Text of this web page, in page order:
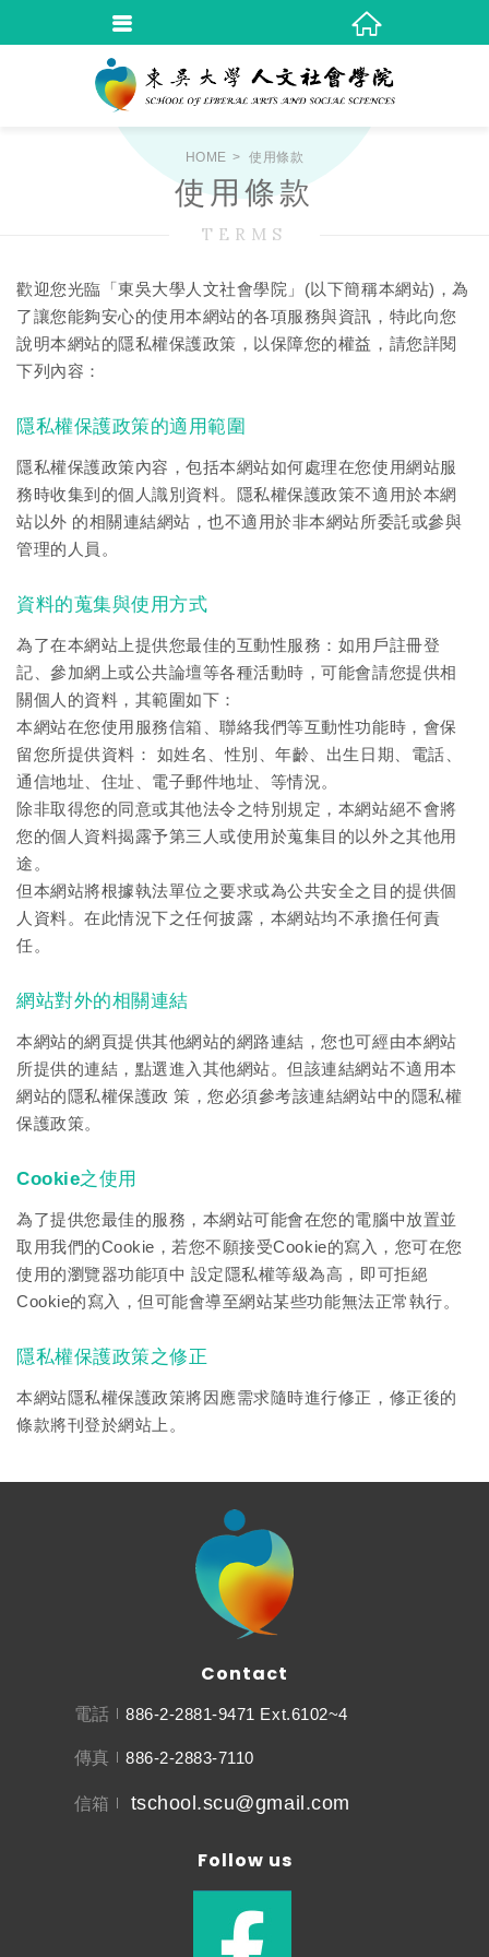
HOME 使用條款
使用條款
TERMS
歡迎您光臨「東吳大學人文社會學院」(以下簡稱本網站)，為
了讓您能夠安心的使用本網站的各項服務與資訊，特此向您
說明本網站的隱私權保護政策，以保障您的權益，請您詳閱
下列內容：
隱私權保護政策的適用範圍
隱私權保護政策內容，包括本網站如何處理在您使用網站服
務時收集到的個人識別資料。隱私權保護政策不適用於本網
站以外 的相關連結網站，也不適用於非本網站所委託或參與
管理的人員。
資料的蒐集與使用方式
為了在本網站上提供您最佳的互動性服務：如用戶註冊登
記、參加網上或公共論壇等各種活動時，可能會請您提供相
關個人的資料，其範圍如下：
本網站在您使用服務信箱、聯絡我們等互動性功能時，會保
留您所提供資料： 如姓名、性別、年齡、出生日期、電話、
通信地址、住址、電子郵件地址、等情況。
除非取得您的同意或其他法令之特別規定，本網站絕不會將
您的個人資料揭露予第三人或使用於蒐集目的以外之其他用
途。
但本網站將根據執法單位之要求或為公共安全之目的提供個
人資料。在此情況下之任何披露，本網站均不承擔任何責
任。
網站對外的相關連結
本網站的網頁提供其他網站的網路連結，您也可經由本網站
所提供的連結，點選進入其他網站。但該連結網站不適用本
網站的隱私權保護政 策，您必須參考該連結網站中的隱私權
保護政策。
Cookie之使用
為了提供您最佳的服務，本網站可能會在您的電腦中放置並
取用我們的Cookie，若您不願接受Cookie的寫入，您可在您
使用的瀏覽器功能項中 設定隱私權等級為高，即可拒絕
Cookie的寫入，但可能會導至網站某些功能無法正常執行。
隱私權保護政策之修正
本網站隱私權保護政策將因應需求隨時進行修正，修正後的
條款將刊登於網站上。
Contact
電話 886-2-2881-9471 Ext.6102~4
傳真 886-2-2883-7110
信箱 tschool.scu@gmail.com
Follow us